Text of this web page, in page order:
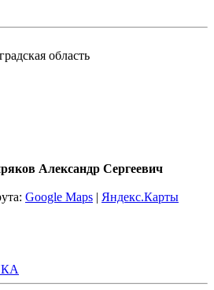
область
Александр Сергеевич
Google Maps | Яндекс.Карты